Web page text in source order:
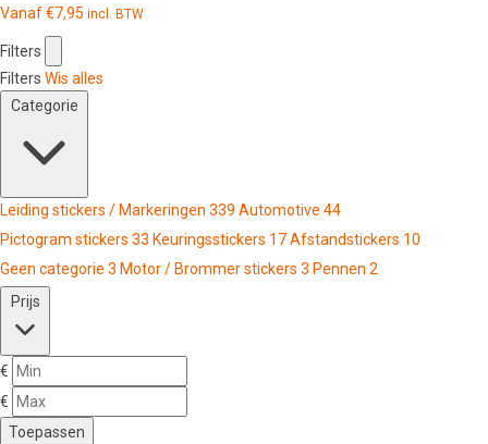
Vanaf€7,95 incl. BTW
Filters
Filters Wis alles
Categorie
Leiding stickers / Markeringen 339 Automotive 44
Pictogram stickers 33 Keuringsstickers 17Afstandstickers 10
Geen categorie 3 Motor / Brommer stickers 3 Pennen 2
Prijs
€
€
Toepassen